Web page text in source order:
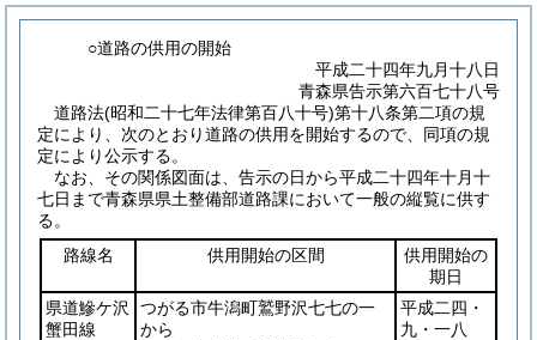
○道路の供用の開始
平成二十四年九月十八日
青森県告示第六百七十八号
道路法(昭和二十七年法律第百八十号)第十八条第二項の規
定により、次のとおり道路の供用を開始するので、同項の規
定により公示する。
なお、その関係図面は、告示の日から平成二十四年十月十
七日まで青森県県土整備部道路課において一般の縦覧に供す
る。
路線名
供用開始の区間
供用開始の
期日
県道鰺ケ沢
蟹田線
つがる市牛潟町鷲野沢七七の一
から
平成二四・
九・一八